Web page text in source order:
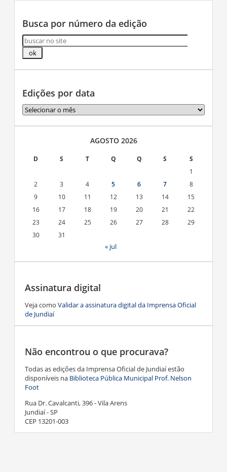
Busca por número da edição
Edições por data
Edições
por
data
AGOSTO 2026
D S T Q Q S
S
1
2
3 4 5 6 7
8
9
10 11 12 13 14
15
16
17 18 19 20 21
22
23
24 25 26 27 28
29
30
31
« jul
Assinatura digital
Veja como Validar a assinatura digital da Imprensa Oficial
de Jundiaí
Não encontrou o que procurava?
Todas as edições da Imprensa Oficial de Jundiaí estão
disponíveis na Biblioteca Pública Municipal Prof. Nelson
Foot
Rua Dr. Cavalcanti, 396 - Vila Arens
Jundiaí - SP
CEP 13201-003